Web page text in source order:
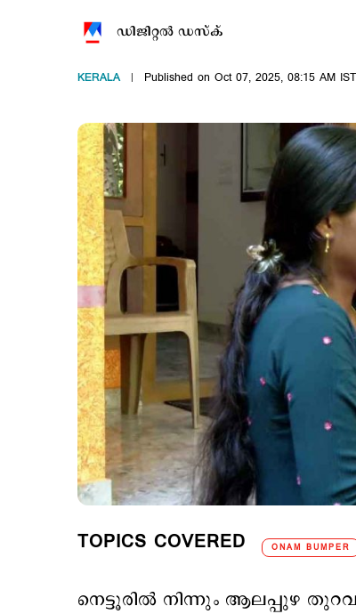
ഡിജിറ്റല്‍ ഡസ്ക്
KERALA Published on Oct 07, 2025, 08:15 AM IST
TOPICS COVERED ONAM BUMPER
നെട്ടൂരില്‍ നിന്നും ആലപ്പുഴ